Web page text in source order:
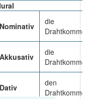
aber mit einem
Nominativ
die
Akkusativ
die
Dativ
den